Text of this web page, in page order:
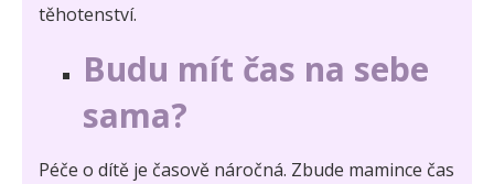
těhotenství.
Budu mít čas na sebe
sama?
Péče o dítě je časově náročná. Zbude mamince čas